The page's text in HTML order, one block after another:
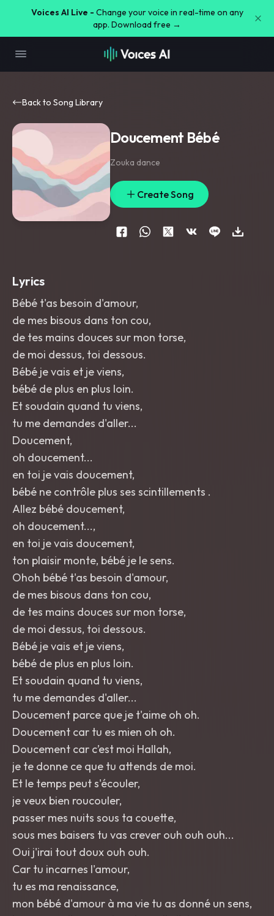
Voices AI Live - Change your voice in real-time on any
app. Download free →
Back to Song Library
Doucement Bébé
Zouka dance
Create Song
Lyrics
Bébé t'as besoin d'amour,
de mes bisous dans ton cou,
de tes mains douces sur mon torse,
de moi dessus, toi dessous.
Bébé je vais et je viens,
bébé de plus en plus loin.
Et soudain quand tu viens,
tu me demandes d'aller...
Doucement,
oh doucement...
en toi je vais doucement,
bébé ne contrôle plus ses scintillements .
Allez bébé doucement,
oh doucement...,
en toi je vais doucement,
ton plaisir monte, bébé je le sens.
Ohoh bébé t'as besoin d'amour,
de mes bisous dans ton cou,
de tes mains douces sur mon torse,
de moi dessus, toi dessous.
Bébé je vais et je viens,
bébé de plus en plus loin.
Et soudain quand tu viens,
tu me demandes d'aller...
Doucement parce que je t'aime oh oh.
Doucement car tu es mien oh oh.
Doucement car c’est moi Hallah,
je te donne ce que tu attends de moi.
Et le temps peut s'écouler,
je veux bien roucouler,
passer mes nuits sous ta couette,
sous mes baisers tu vas crever ouh ouh ouh...
Oui j'irai tout doux ouh ouh.
Car tu incarnes l'amour,
tu es ma renaissance,
mon bébé d'amour à ma vie tu as donné un sens,